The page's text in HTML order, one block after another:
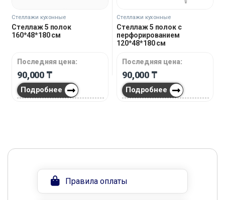
Стеллажи кухонные
Стеллаж 5 полок
160*48*180 см
Последняя цена:
90,000 ₸
Подробнее
Стеллажи кухонные
Стеллаж 5 полок с
перфорированием
120*48*180 см
Последняя цена:
90,000 ₸
Подробнее
Правила оплаты